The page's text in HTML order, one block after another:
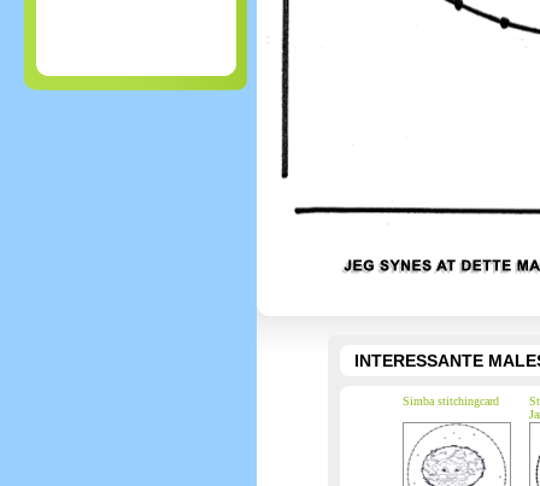
INTERESSANTE
Simba stitchingcard